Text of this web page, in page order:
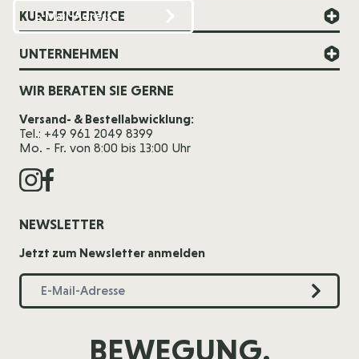
KUNDENSERVICE
UNTERNEHMEN
BEWEGUNG.
WIR BERATEN SIE GERNE
Versand- & Bestellabwicklung:
Tel.: +49 961 2049 8399
Mo. - Fr. von 8:00 bis 13:00 Uhr
NEWSLETTER
Jetzt zum Newsletter anmelden